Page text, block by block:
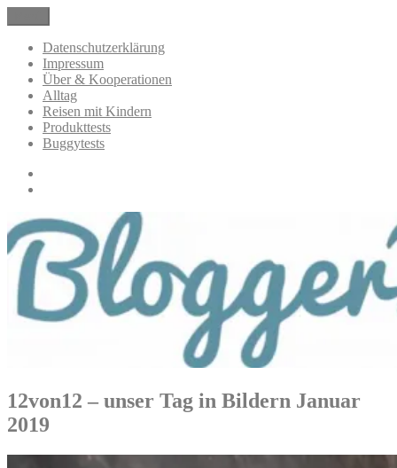
Inhalt
springen
BloggerMumOf3Boys Mamablog
Mamablog über das Leben mit drei Kindern mit Produkttests und
Alltagsthemen
Datenschutzerklärung
Impressum
Über & Kooperationen
Alltag
Reisen mit Kindern
Produkttests
Buggytests
12von12 – unser Tag in Bildern Januar
2019